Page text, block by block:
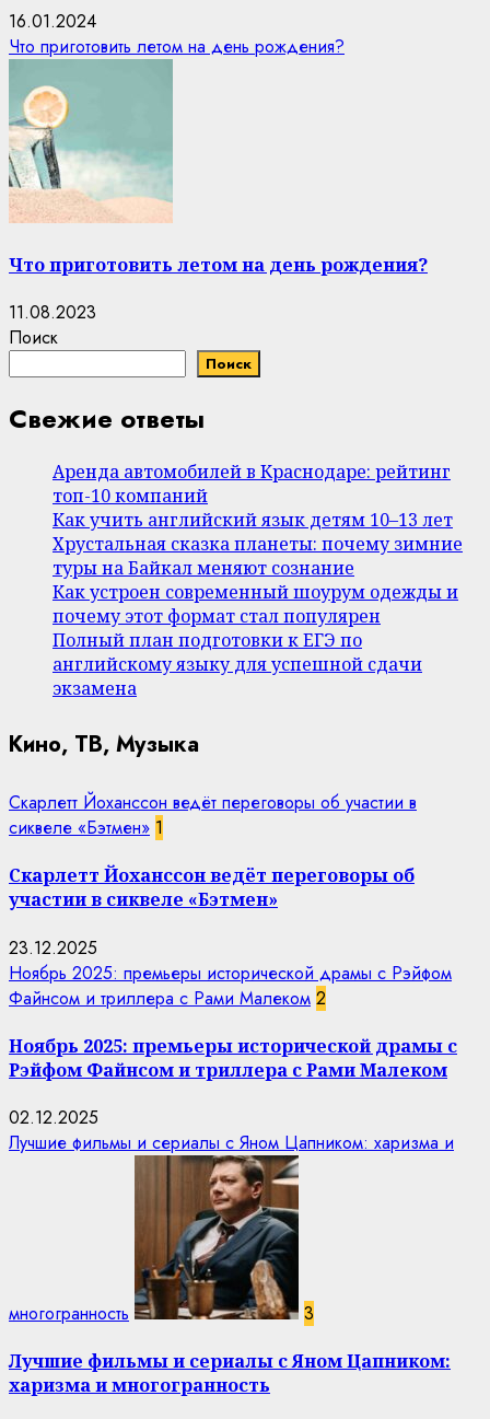
16.01.2024
Что приготовить летом на день рождения?
Что приготовить летом на день рождения?
11.08.2023
Поиск
Поиск
Свежие ответы
Аренда автомобилей в Краснодаре: рейтинг
топ-10 компаний
Как учить английский язык детям 10–13 лет
Хрустальная сказка планеты: почему зимние
туры на Байкал меняют сознание
Как устроен современный шоурум одежды и
почему этот формат стал популярен
Полный план подготовки к ЕГЭ по
английскому языку для успешной сдачи
экзамена
Кино, ТВ, Музыка
Скарлетт Йоханссон ведёт переговоры об участии в
сиквеле «Бэтмен» 1
Скарлетт Йоханссон ведёт переговоры об
участии в сиквеле «Бэтмен»
23.12.2025
Ноябрь 2025: премьеры исторической драмы с Рэйфом
Файнсом и триллера с Рами Малеком 2
Ноябрь 2025: премьеры исторической драмы с
Рэйфом Файнсом и триллера с Рами Малеком
02.12.2025
Лучшие фильмы и сериалы с Яном Цапником: харизма и
многогранность 3
Лучшие фильмы и сериалы с Яном Цапником:
харизма и многогранность